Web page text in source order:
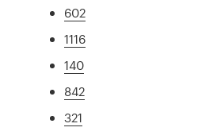
602
1116
140
842
321